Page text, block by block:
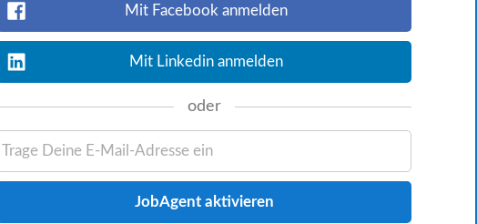
alt
GeoinformatikBig Data, Machine
Dienstleister für die LINZ AG sind wir die
language karriere.at event_available 1 Woche alt
savings and developing supplier
Mit Facebook anmelden
Mit Linkedin anmelden
oder